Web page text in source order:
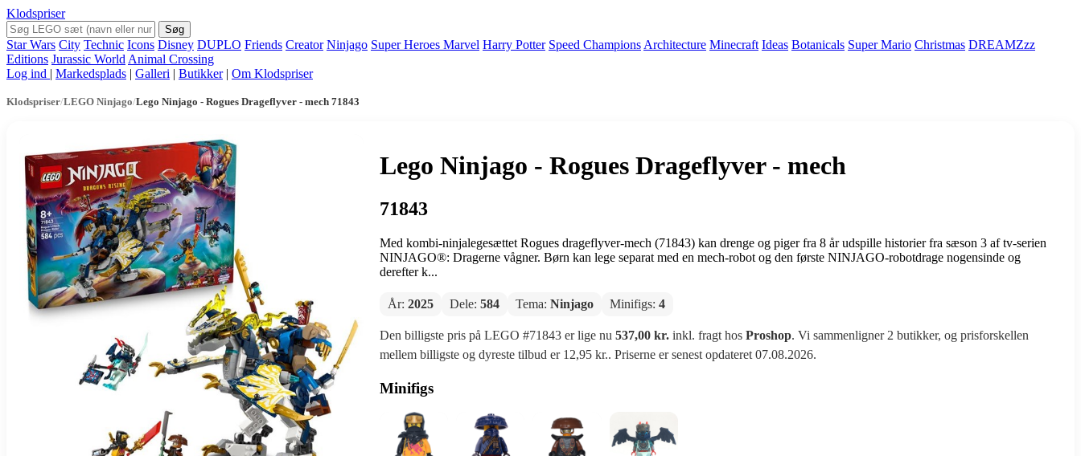
Klodspriser
Søg
Star Wars City Technic Icons Disney DUPLO Friends Creator Ninjago Super Heroes Marvel Harry Potter Speed Champions Architecture Minecraft Ideas Botanicals Super Mario Christmas DREAMZzz
Editions Jurassic World Animal Crossing
Log ind | Markedsplads | Galleri | Butikker | Om Klodspriser
Klodspriser/LEGO Ninjago/Lego Ninjago - Rogues Drageflyver - mech 71843
Lego Ninjago - Rogues Drageflyver - mech
71843
Med kombi-ninjalegesættet Rogues drageflyver-mech (71843) kan drenge og piger fra 8 år udspille historier fra sæson 3 af tv-serien
NINJAGO®: Dragerne vågner. Børn kan lege separat med en mech-robot og den første NINJAGO-robotdrage nogensinde og
derefter k...
År: 2025 Dele: 584 Tema: Ninjago Minifigs: 4
Den billigste pris på LEGO #71843 er lige nu 537,00 kr.inkl. fragt hos Proshop. Vi sammenligner 2 butikker, og prisforskellen
mellem billigste og dyreste tilbud er 12,95 kr.. Priserne er senest opdateret 07.08.2026.
Minifigs